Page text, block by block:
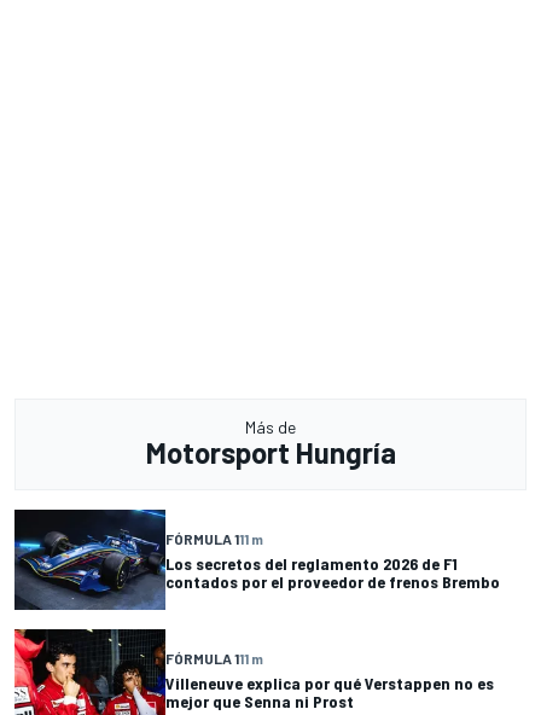
Más de
Motorsport Hungría
FÓRMULA 111 m
Los secretos del reglamento 2026 de F1
contados por el proveedor de frenos Brembo
FÓRMULA 111 m
Villeneuve explica por qué Verstappen no es
mejor que Senna ni Prost